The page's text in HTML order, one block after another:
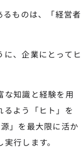
ものは、「経営者
に、企業にとってヒ
な知識と経験を用
るよう「ヒト」を
」を最大限に活か
行します。